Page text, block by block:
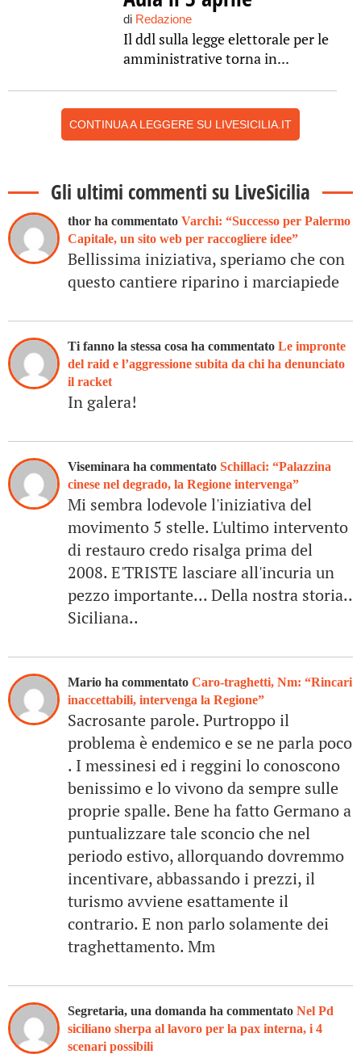
di Redazione
Il ddl sulla legge elettorale per le
amministrative torna in...
CONTINUA A LEGGERE SU LIVESICILIA.IT
Gli ultimi commenti su LiveSicilia
thor ha commentato Varchi: “Successo per Palermo
Capitale, un sito web per raccogliere idee”
Bellissima iniziativa, speriamo che con
questo cantiere riparino i marciapiede
Ti fanno la stessa cosa ha commentato Le impronte
del raid e l’aggressione subita da chi ha denunciato
il racket
In galera!
Viseminara ha commentato Schillaci: “Palazzina
cinese nel degrado, la Regione intervenga”
Mi sembra lodevole l'iniziativa del
movimento 5 stelle. L'ultimo intervento
di restauro credo risalga prima del
2008. E'TRISTE lasciare all'incuria un
pezzo importante... Della nostra storia..
Siciliana..
Mario ha commentato Caro-traghetti, Nm: “Rincari
inaccettabili, intervenga la Regione”
Sacrosante parole. Purtroppo il
problema è endemico e se ne parla poco
. I messinesi ed i reggini lo conoscono
benissimo e lo vivono da sempre sulle
proprie spalle. Bene ha fatto Germano a
puntualizzare tale sconcio che nel
periodo estivo, allorquando dovremmo
incentivare, abbassando i prezzi, il
turismo avviene esattamente il
contrario. E non parlo solamente dei
traghettamento. Mm
Segretaria, una domanda ha commentato Nel Pd
siciliano sherpa al lavoro per la pax interna, i 4
scenari possibili